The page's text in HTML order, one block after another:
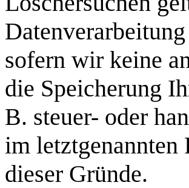
sofern wir keine
die Speicherung
B. steuer- oder
im
dieser Gründe.